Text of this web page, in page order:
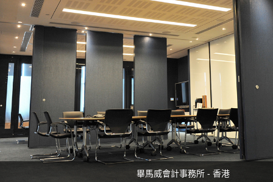
畢馬威會計事務所 - 香港